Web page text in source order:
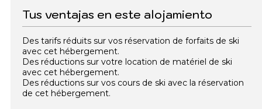
Tus ventajas en este alojamiento
Des tarifs réduits sur vos réservation de forfaits de ski
avec cet hébergement.
Des réductions sur votre location de matériel de ski
avec cet hébergement.
Des réductions sur vos cours de ski avec la réservation
de cet hébergement.